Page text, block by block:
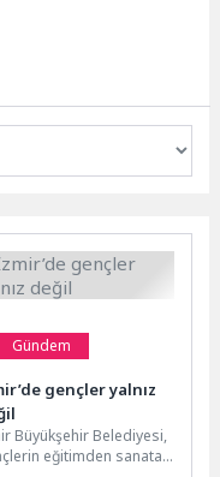
Gündem
gençler yalnız
Büyükşehir Belediyesi,
eğitimden sanata,